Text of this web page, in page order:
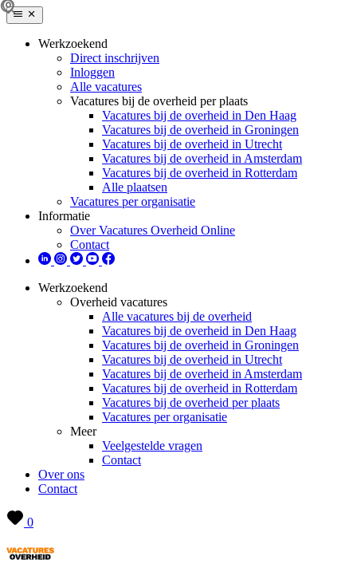
Werkzoekend
Direct inschrijven
Inloggen
Alle vacatures
Vacatures bij de overheid per plaats
Vacatures bij de overheid in Den Haag
Vacatures bij de overheid in Groningen
Vacatures bij de overheid in Utrecht
Vacatures bij de overheid in Amsterdam
Vacatures bij de overheid in Rotterdam
Alle plaatsen
Vacatures per organisatie
Informatie
Over Vacatures Overheid Online
Contact
Werkzoekend
Overheid vacatures
Alle vacatures bij de overheid
Vacatures bij de overheid in Den Haag
Vacatures bij de overheid in Groningen
Vacatures bij de overheid in Utrecht
Vacatures bij de overheid in Amsterdam
Vacatures bij de overheid in Rotterdam
Vacatures bij de overheid per plaats
Vacatures per organisatie
Meer
Veelgestelde vragen
Contact
Over ons
Contact
0